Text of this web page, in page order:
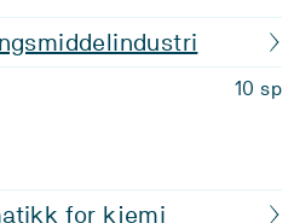
10 sp
for kjemi